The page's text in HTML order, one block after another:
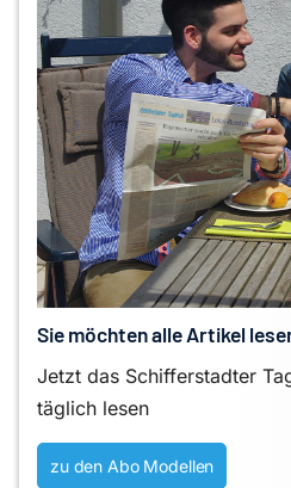
Sie möchten alle Artikel
Jetzt das Schifferstadter
täglich lesen
zu den Abo Modellen